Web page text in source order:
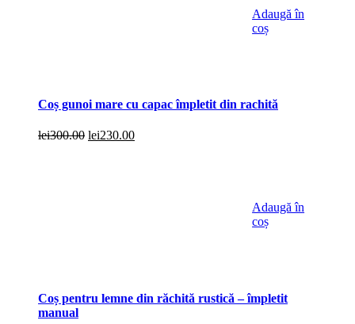
Adaugă în
coș
Coș gunoi mare cu capac împletit din rachită
lei300.00 Prețul
lei230.00Prețul
Adaugă în
coș
Coș pentru lemne din răchită rustică – împletit
manual